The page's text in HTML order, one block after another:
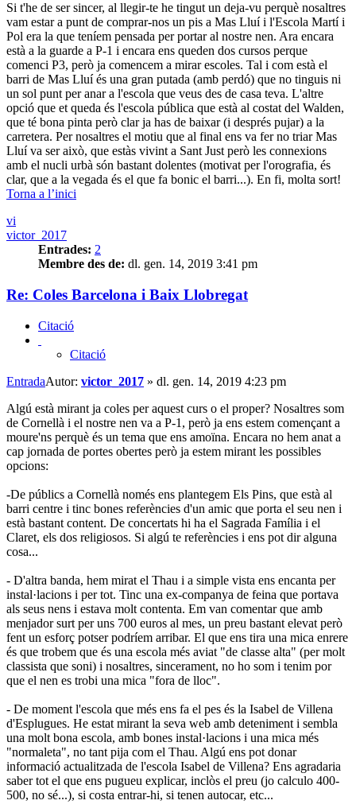
Si t'he de ser sincer, al llegir-te he tingut un deja-vu perquè nosaltres
vam estar a punt de comprar-nos un pis a Mas Lluí i l'Escola Martí i
Pol era la que teníem pensada per portar al nostre nen. Ara encara
està a la guarde a P-1 i encara ens queden dos cursos perque
comenci P3, però ja comencem a mirar escoles. Tal i com està el
barri de Mas Lluí és una gran putada (amb perdó) que no tinguis ni
un sol punt per anar a l'escola que veus des de casa teva. L'altre
opció que et queda és l'escola pública que està al costat del Walden,
que té bona pinta però clar ja has de baixar (i després pujar) a la
carretera. Per nosaltres el motiu que al final ens va fer no triar Mas
Lluí va ser això, que estàs vivint a Sant Just però les connexions
amb el nucli urbà són bastant dolentes (motivat per l'orografia, és
clar, que a la vegada és el que fa bonic el barri...). En fi, molta sort!
Torna a l’inici
vi
victor_2017
Entrades: 2
Membre des de: dl. gen. 14, 2019 3:41 pm
Re: Coles Barcelona i Baix Llobregat
Citació
Citació
EntradaAutor: victor_2017 » dl. gen. 14, 2019 4:23 pm
Algú està mirant ja coles per aquest curs o el proper? Nosaltres som
de Cornellà i el nostre nen va a P-1, però ja ens estem començant a
moure'ns perquè és un tema que ens amoïna. Encara no hem anat a
cap jornada de portes obertes però ja estem mirant les possibles
opcions:
-De públics a Cornellà només ens plantegem Els Pins, que està al
barri centre i tinc bones referències d'un amic que porta el seu nen i
està bastant content. De concertats hi ha el Sagrada Família i el
Claret, els dos religiosos. Si algú te referències i ens pot dir alguna
cosa...
- D'altra banda, hem mirat el Thau i a simple vista ens encanta per
instal·lacions i per tot. Tinc una ex-companya de feina que portava
als seus nens i estava molt contenta. Em van comentar que amb
menjador surt per uns 700 euros al mes, un preu bastant elevat però
fent un esforç potser podríem arribar. El que ens tira una mica enrere
és que trobem que és una escola més aviat "de classe alta" (per molt
classista que soni) i nosaltres, sincerament, no ho som i tenim por
que el nen es trobi una mica "fora de lloc".
- De moment l'escola que més ens fa el pes és la Isabel de Villena
d'Esplugues. He estat mirant la seva web amb deteniment i sembla
una molt bona escola, amb bones instal·lacions i una mica més
"normaleta", no tant pija com el Thau. Algú ens pot donar
informació actualitzada de l'escola Isabel de Villena? Ens agradaria
saber tot el que ens pugueu explicar, inclòs el preu (jo calculo 400-
500, no sé...), si costa entrar-hi, si tenen autocar, etc...